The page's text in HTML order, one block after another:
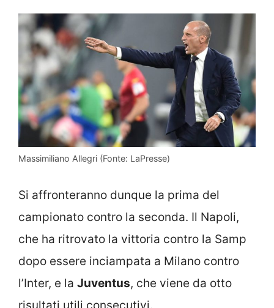
Massimiliano Allegri (Fonte: LaPresse)
Si affronteranno dunque la prima del
campionato contro la seconda. Il Napoli,
che ha ritrovato la vittoria contro la Samp
dopo essere inciampata a Milano contro
l’Inter, e la Juventus, che viene da otto
risultati utili consecutivi.